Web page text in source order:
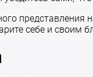
себе и своим